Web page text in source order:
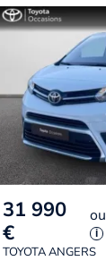
31 990
€
ou
i
TOYOTA ANGERS